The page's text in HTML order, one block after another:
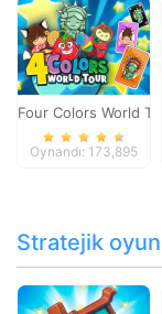
Four Colors World
Oynandı: 173,895
Stratejik